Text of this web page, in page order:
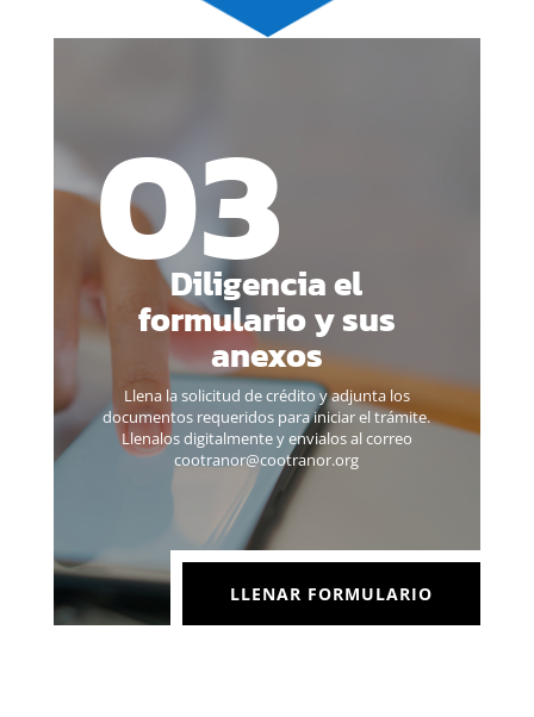
03
Diligencia el
formulario y sus
anexos
Llena la solicitud de crédito y adjunta los
documentos requeridos para iniciar el trámite.
Llenalos digitalmente y envialos al correo
cootranor@cootranor.org
LLENAR FORMULARIO